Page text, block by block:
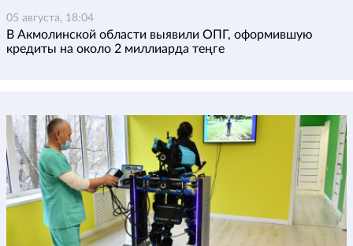
05 августа, 18:04
В Акмолинской области выявили ОПГ, оформившую
кредиты на около 2 миллиарда теңге